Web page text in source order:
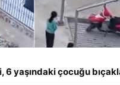
yaşındaki çocuğu